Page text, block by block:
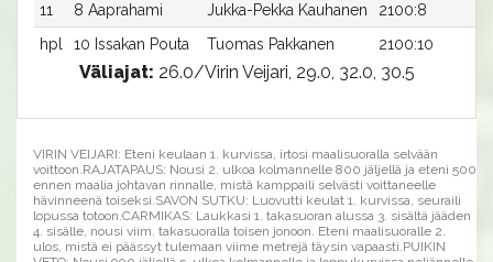
11
8 Aaprahami Jukka-Pekka Kauhanen 2100:8
hpl
10 Issakan Pouta Tuomas Pakkanen 2100:10
Väliajat: 26.0/Virin Veijari, 29.0, 32.0, 30.5
VIRIN VEIJARI: Eteni keulaan 1. kurvissa, irtosi maalisuoralla selvään
voittoon.RAJATAPAUS: Nousi 2. ulkoa kolmannelle 800 jäljellä ja eteni 500
ennen maalia johtavan rinnalle, mistä kamppaili selvästi voittaneelle
hävinneenä toiseksi.SAVON SUTKU: Luovutti keulat 1. kurvissa, seuraili
lopussa totoon.CARMIKAS: Laukkasi 1. takasuoran alussa 3. sisältä jääden
4. sisälle, nousi viim. takasuoralla toisen jonoon. Eteni maalisuoralle 2.
ulos, mistä ei päässyt tulemaan viime metrejä täysin vapaasti.PUIKIN